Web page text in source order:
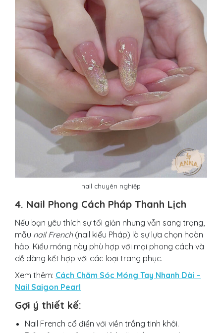
nail chuyên nghiệp
4. Nail Phong Cách Pháp Thanh Lịch
Nếu bạn yêu thích sự tối giản nhưng vẫn sang trọng,
mẫu nail French(nail kiểu Pháp) là sự lựa chọn hoàn
hảo. Kiểu móng này phù hợp với mọi phong cách và
dễ dàng kết hợp với các loại trang phục.
Xem thêm: Cách Chăm Sóc Móng Tay Nhanh Dài –
Nail Saigon Pearl
Gợi ý thiết kế:
Nail French cổ điển với viền trắng tinh khôi.